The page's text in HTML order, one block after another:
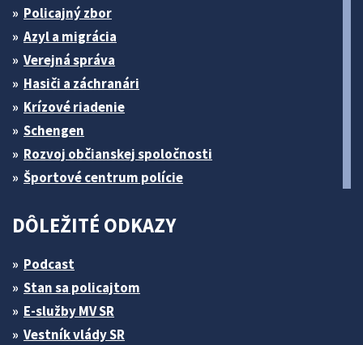
Policajný zbor
Azyl a migrácia
Verejná správa
Hasiči a záchranári
Krízové riadenie
Schengen
Rozvoj občianskej spoločnosti
Športové centrum polície
DÔLEŽITÉ ODKAZY
Podcast
Stan sa policajtom
E-služby MV SR
Vestník vlády SR